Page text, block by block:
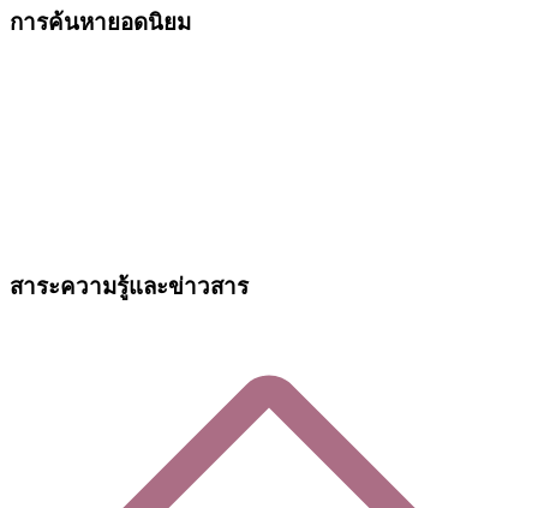
การค้นหายอดนิยม
สาระความรู้และข่าวสาร